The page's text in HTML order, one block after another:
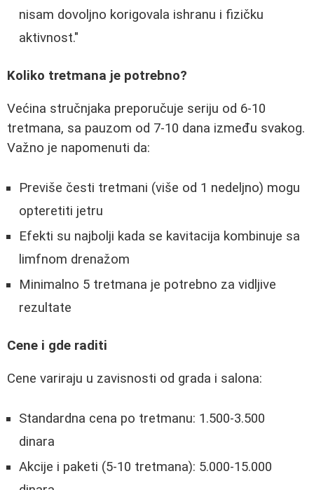
nisam dovoljno korigovala ishranu i fizičku
aktivnost."
Koliko tretmana je potrebno?
Većina stručnjaka preporučuje seriju od 6-10
tretmana, sa pauzom od 7-10 dana između svakog.
Važno je napomenuti da:
Previše česti tretmani (više od 1 nedeljno) mogu
opteretiti jetru
Efekti su najbolji kada se kavitacija kombinuje sa
limfnom drenažom
Minimalno 5 tretmana je potrebno za vidljive
rezultate
Cene i gde raditi
Cene variraju u zavisnosti od grada i salona:
Standardna cena po tretmanu: 1.500-3.500
dinara
Akcije i paketi (5-10 tretmana): 5.000-15.000